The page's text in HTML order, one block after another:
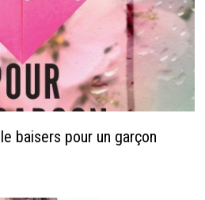
baisers pour un garçon